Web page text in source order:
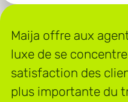
Maija offre aux
luxe de se
satisfaction des
plus importante du